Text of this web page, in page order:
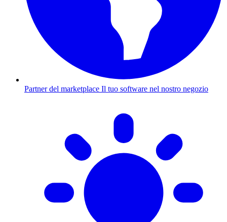
Partner del marketplace Il tuo software nel nostro negozio